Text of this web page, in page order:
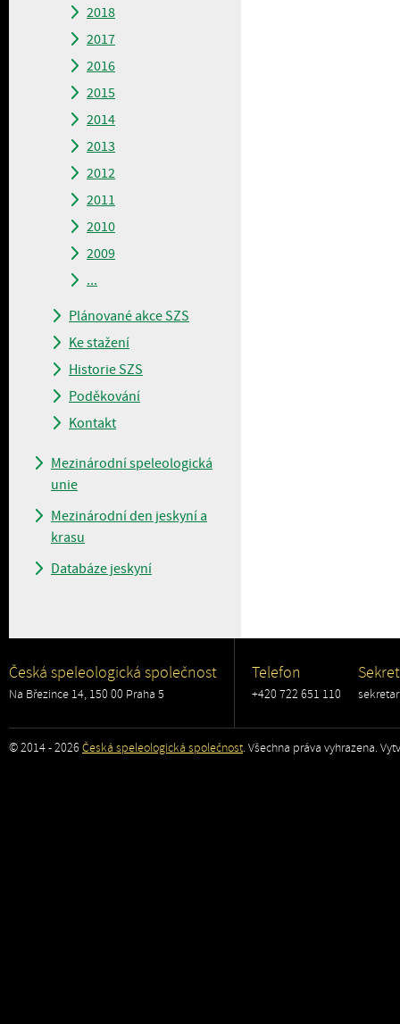
2018
2017
2016
2015
2014
2013
2012
2011
2010
2009
...
Plánované akce SZS
Ke stažení
Historie SZS
Poděkování
Kontakt
Mezinárodní speleologická
unie
Mezinárodní den jeskyní a
krasu
Databáze jeskyní
Česká speleologická společnost
Na Březince 14, 150 00 Praha 5
Telefon
+420 722 651 110
© 2014 - 2026 Česká speleologická společnost. Všechna práva vyhrazena.